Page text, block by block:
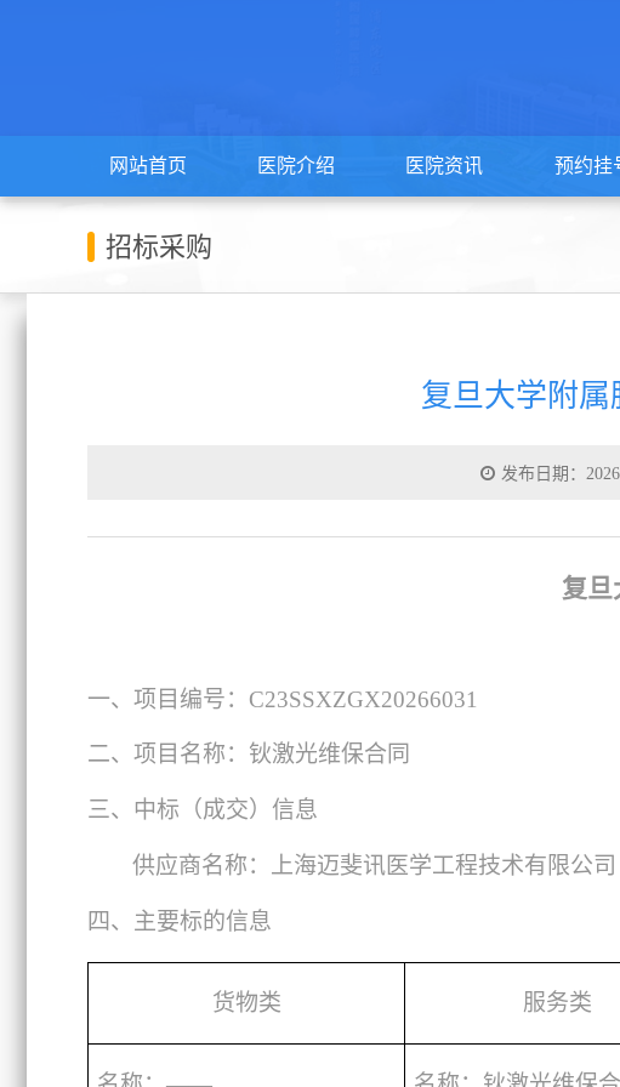
网站首页 医院介绍 医院资讯 预约挂
招标采购
复旦大学附
发布日期：
复旦
一、项目编号：C23SSXZGX20266031
二、项目名称：钬激光维保合同
三、中标（成交）信息
供应商名称：上海迈斐讯医学工程技术有限公司
四、主要标的信息
货物类 服务类